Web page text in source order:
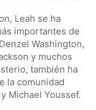
Leah se ha
importantes de
Washington,
y muchos
también ha
la comunidad
Michael Youssef.